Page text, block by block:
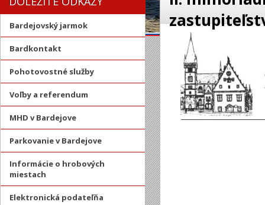
Bardejovský jarmok
Bardkontakt
Pohotovostné služby
Voľby a referendum
MHD v Bardejove
Parkovanie v Bardejove
Informácie o hrobových
miestach
Elektronická podateľňa